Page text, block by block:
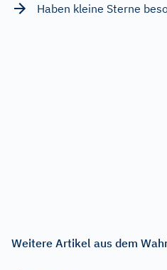
Haben kleine Sterne
Weitere Artikel aus dem